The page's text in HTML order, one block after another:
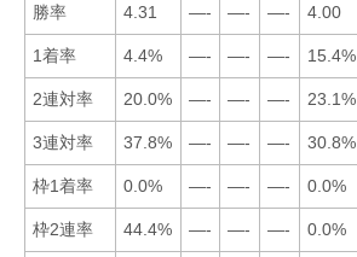
勝率 4.31 —- —- —- 4.00
1着率 4.4% —- —- —- 15.4%
2連対率 20.0% —- —- —- 23.1%
3連対率 37.8% —- —- —- 30.8%
枠1着率 0.0% —- —- —- 0.0%
枠2連率 44.4% —- —- —- 0.0%